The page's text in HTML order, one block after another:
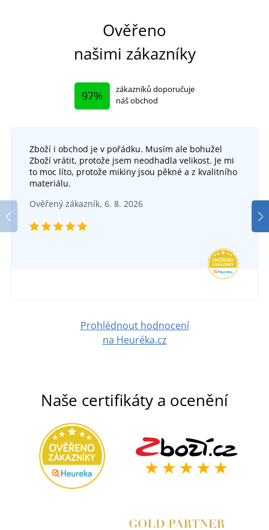
Ověřeno
našimi zákazníky
97%
zákazníků doporučuje
náš obchod
Zboží i obchod je v pořádku. Musím ale bohužel
Zboží vrátit, protože jsem neodhadla velikost. Je mi
to moc líto, protože mikiny jsou pěkné a z kvalitního
materiálu.
Ověřený zákazník, 6. 8. 2026
Prohlédnout hodnocení
na Heuréka.cz
Naše certifikáty a ocenění